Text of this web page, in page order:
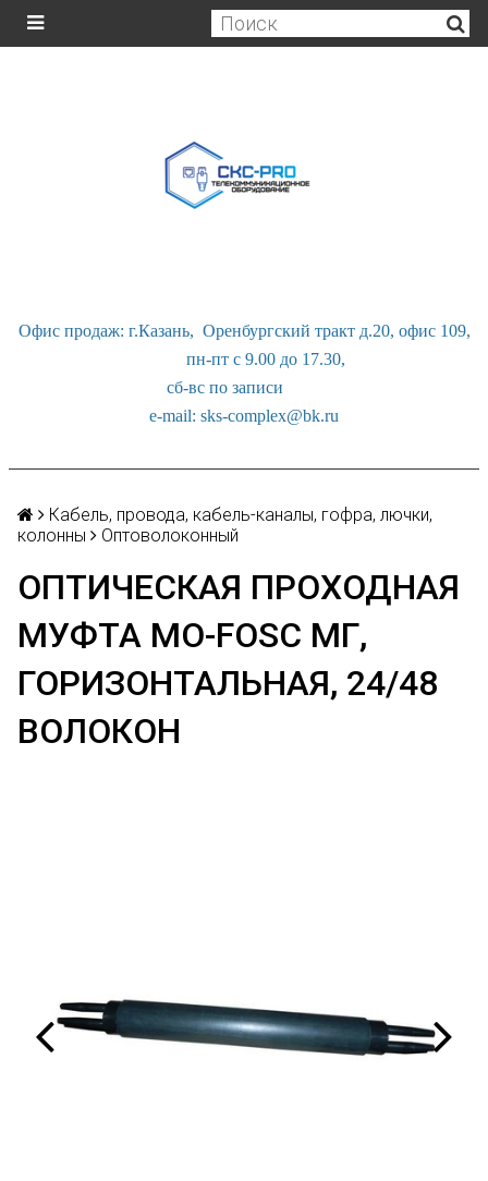
Офис продаж: г.Казань, Оренбургский тракт д.20, офис 109,
пн-пт с 9.00 до 17.30,
сб-вс по записи
e-mail: sks-complex@bk.ru
Кабель, провода, кабель-каналы, гофра, лючки,
колонны
Оптоволоконный
ОПТИЧЕСКАЯ ПРОХОДНАЯ
МУФТА MO-FOSC MГ,
ГОРИЗОНТАЛЬНАЯ, 24/48
ВОЛОКОН